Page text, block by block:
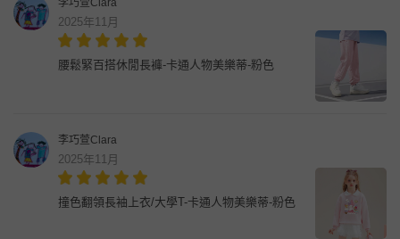
2025年11月
腰鬆緊百搭休閒長褲-卡通人物美樂蒂-粉色
李巧萱Clara
2025年11月
撞色翻領長袖上衣/大學T-卡通人物美樂蒂-粉色